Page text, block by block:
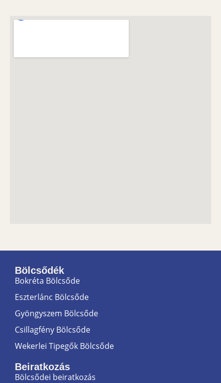
Bölcsődék
Bokréta Bölcsőde
Eszterlánc Bölcsőde
Gyöngyszem Bölcsőde
Csillagfény Bölcsőde
Wekerlei Tipegők Bölcsőde
Beiratkozás
Bölcsődei beiratkozás